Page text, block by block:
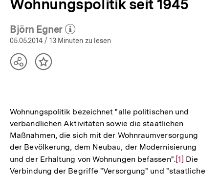
Wohnungspolitik seit 1945
Björn Egner
(Mehr zum Autor)
öffnen
05.05.2014 / 13 Minuten zu lesen
TeilenInhalt
Wohnungspolitik bezeichnet "alle politischen und
verbandlichen Aktivitäten sowie die staatlichen
Maßnahmen, die sich mit der Wohnraumversorgung
der Bevölkerung, dem Neubau, der Modernisierung
und der Erhaltung von Wohnungen befassen".Zur
Auflösung
[1] Die
Verbindung der Begriffe "Versorgung" und "staatliche